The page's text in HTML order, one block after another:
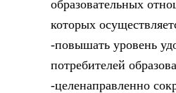
образовательных
которых
-повышать уровень
потребителей
-целенаправленно